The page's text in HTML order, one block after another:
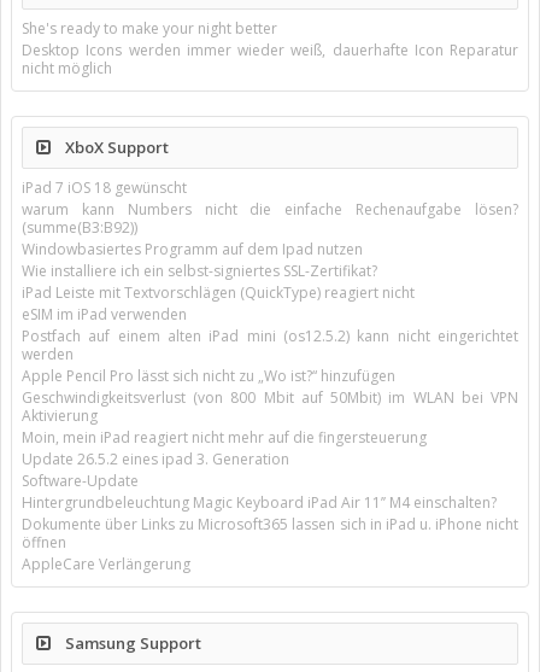
She's ready to make your night better
Desktop Icons werden immer wieder weiß, dauerhafte Icon Reparatur
nicht möglich
XboX Support
iPad 7 iOS 18 gewünscht
warum kann Numbers nicht die einfache Rechenaufgabe lösen?
(summe(B3:B92))
Windowbasiertes Programm auf dem Ipad nutzen
Wie installiere ich ein selbst-signiertes SSL-Zertifikat?
iPad Leiste mit Textvorschlägen (QuickType) reagiert nicht
eSIM im iPad verwenden
Postfach auf einem alten iPad mini (os12.5.2) kann nicht eingerichtet
werden
Apple Pencil Pro lässt sich nicht zu „Wo ist?“ hinzufügen
Geschwindigkeitsverlust (von 800 Mbit auf 50Mbit) im WLAN bei VPN
Aktivierung
Moin, mein iPad reagiert nicht mehr auf die fingersteuerung
Update 26.5.2 eines ipad 3. Generation
Software-Update
Hintergrundbeleuchtung Magic Keyboard iPad Air 11’’ M4 einschalten?
Dokumente über Links zu Microsoft365 lassen sich in iPad u. iPhone nicht
öffnen
AppleCare Verlängerung
Samsung Support